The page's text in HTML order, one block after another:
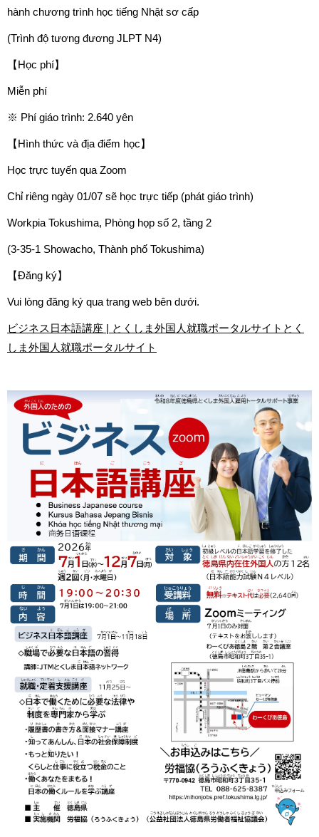
hành chương trình học tiếng Nhật sơ cấp
(Trình độ tương đương JLPT N4)
【Học phí】
Miễn phí
※ Phí giáo trình: 2.640 yên
【Hình thức và địa điểm học】
Học trực tuyến qua Zoom
Chỉ riêng ngày 01/07 sẽ học trực tiếp (phát giáo trình)
Workpia Tokushima, Phòng họp số 2, tầng 2
(3-35-1 Showacho, Thành phố Tokushima)
【Đăng ký】
Vui lòng đăng ký qua trang web bên dưới.
ビジネス日本語講座 | とくしま外国人就職ポータルサイトとく
しま外国人就職ポータルサイト